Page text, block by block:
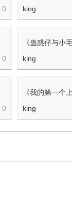
0 king
0
《蛊惑仔与小
king
0
《我的第一个
king